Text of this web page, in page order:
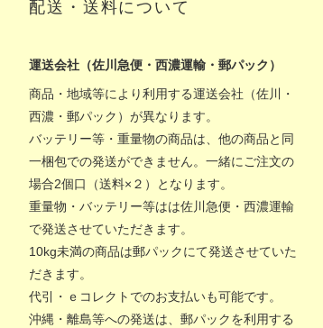
配送・送料について
運送会社（佐川急便・西濃運輸・郵パック）
商品・地域等により利用する運送会社（佐川・
西濃・郵パック）が異なります。
バッテリー等・重量物の商品は、他の商品と同
一梱包での発送ができません。一緒にご注文の
場合2個口（送料×２）となります。
重量物・バッテリー等はは佐川急便・西濃運輸
で発送させていただきます。
10kg未満の商品は郵パックにて発送させていた
だきます。
代引・ｅコレクトでのお支払いも可能です。
沖縄・離島等への発送は、郵パックを利用する